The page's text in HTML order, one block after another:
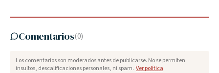
Comentarios(0)
Los comentarios son moderados antes de publicarse. No se permiten
insultos, descalificaciones personales, ni spam. Ver política